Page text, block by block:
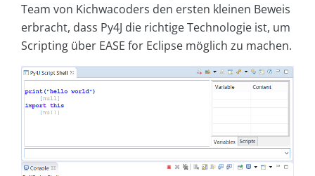
Team von Kichwacoders den ersten kleinen Beweis
erbracht, dass Py4J die richtige Technologie ist, um
Scripting über EASE for Eclipse möglich zu machen.